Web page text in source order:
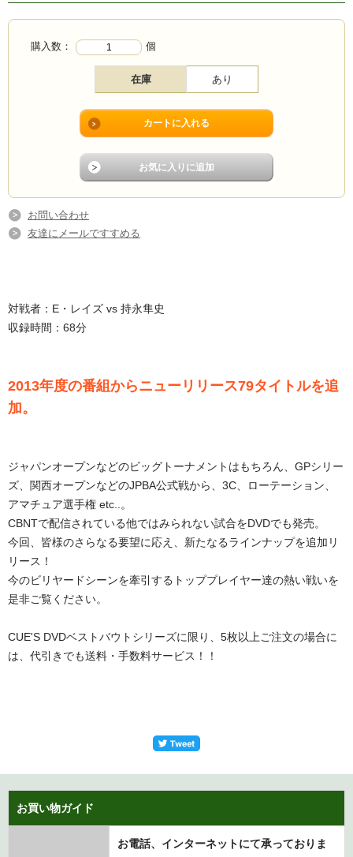
購入数： 個
在庫 あり
お問い合わせ
友達にメールですすめる
対戦者：E・レイズ vs 持永隼史
収録時間：68分
2013年度の番組からニューリリース79タイトルを追
加。
ジャパンオープンなどのビッグトーナメントはもちろん、GPシリー
ズ、関西オープンなどのJPBA公式戦から、3C、ローテーション、
アマチュア選手権 etc..。
CBNTで配信されている他ではみられない試合をDVDでも発売。
今回、皆様のさらなる要望に応え、新たなるラインナップを追加リ
リース！
今のビリヤードシーンを牽引するトッププレイヤー達の熱い戦いを
是非ご覧ください。
CUE'S DVDベストバウトシリーズに限り、5枚以上ご注文の場合に
は、代引きでも送料・手数料サービス！！
お買い物ガイド
お電話、インターネットにて承っておりま